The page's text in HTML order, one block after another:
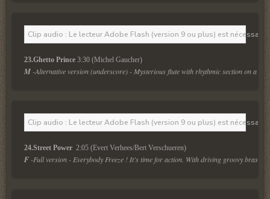
Clip audio : Le lecteur Adobe Flash (version 9 ou plus) est
23.Ghetto Prince 3:30 (Michel Gaucher)
M -Alternative version (underscore) - Mysterious flute with rhythmic section on a
Clip audio : Le lecteur Adobe Flash (version 9 ou plus) est
24.Street Power 2:05 (Evert Verhees/Bert Verschueren)
F -Full version - Everybody Freeze ! It's time for action. With driving groovy brass